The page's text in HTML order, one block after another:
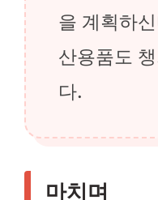
을 계획하
산용품도
다.
마치며